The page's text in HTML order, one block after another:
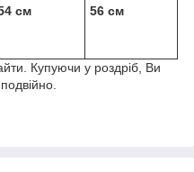
см 56 см
Купуючи у роздріб, Ви